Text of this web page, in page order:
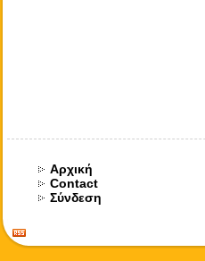
Αρχική
Contact
Σύνδεση